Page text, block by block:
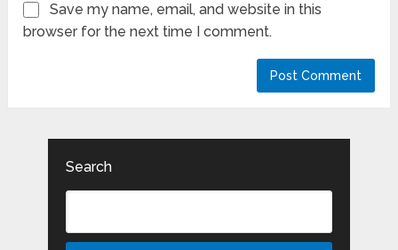
Save my name, email, and website in this
browser for the next time I comment.
Search